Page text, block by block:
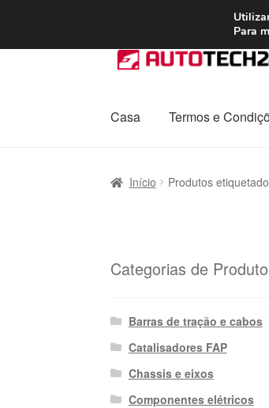
Ir
para
navegação
Saltar
para
conteúdo
Casa Termos e
Início Produtos
Categorias de
Barras de tração e cabos
Catalisadores FAP
Chassis e eixos
Componentes elétricos
Para